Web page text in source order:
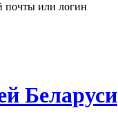
почты или логин
Беларуси